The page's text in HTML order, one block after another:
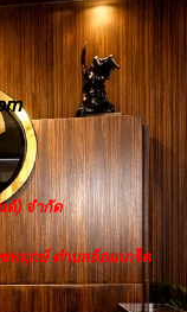
ด์) จำกัด
พฤกษ์ ตำบลอ้อมเกร็ด